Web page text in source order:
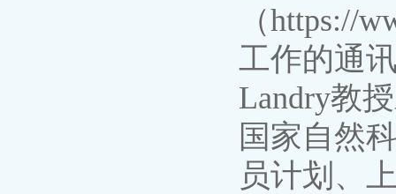
（https://
工作的通
Landry教
国家自然
员计划、